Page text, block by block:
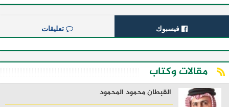
فيسبوك تعليقات
مقالات وكتاب
القبطان محمود المحمود